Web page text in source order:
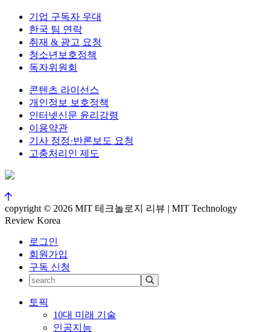
기업 구독자 우대
한국 팀 연락
취재 & 광고 요청
청소년보호정책
독자위원회
콘텐츠 라이선스
개인정보 보호정책
인터넷신문 윤리강령
이용약관
기사 정정·반론보도 요청
고충처리인 제도
copyright © 2026 MIT 테크놀로지 리뷰 | MIT Technology
Review Korea
로그인
회원가입
구독 신청
토픽
10대 미래 기술
인공지능